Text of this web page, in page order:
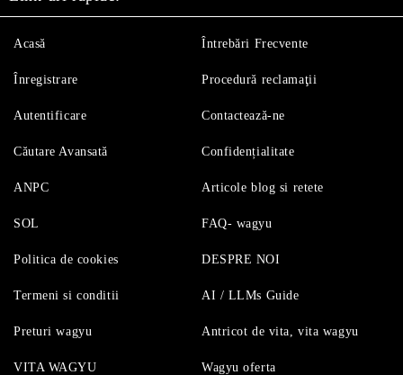
Acasă
Înregistrare
Autentificare
Căutare Avansată
Întrebări Frecvente
Procedură reclamaţii
Contactează-ne
Confidențialitate
ANPC
SOL
Politica de cookies
Termeni si conditii
Articole blog si retete
FAQ- wagyu
DESPRE NOI
AI / LLMs Guide
Preturi wagyu
VITA WAGYU
Antricot de vita, vita wagyu
Wagyu oferta